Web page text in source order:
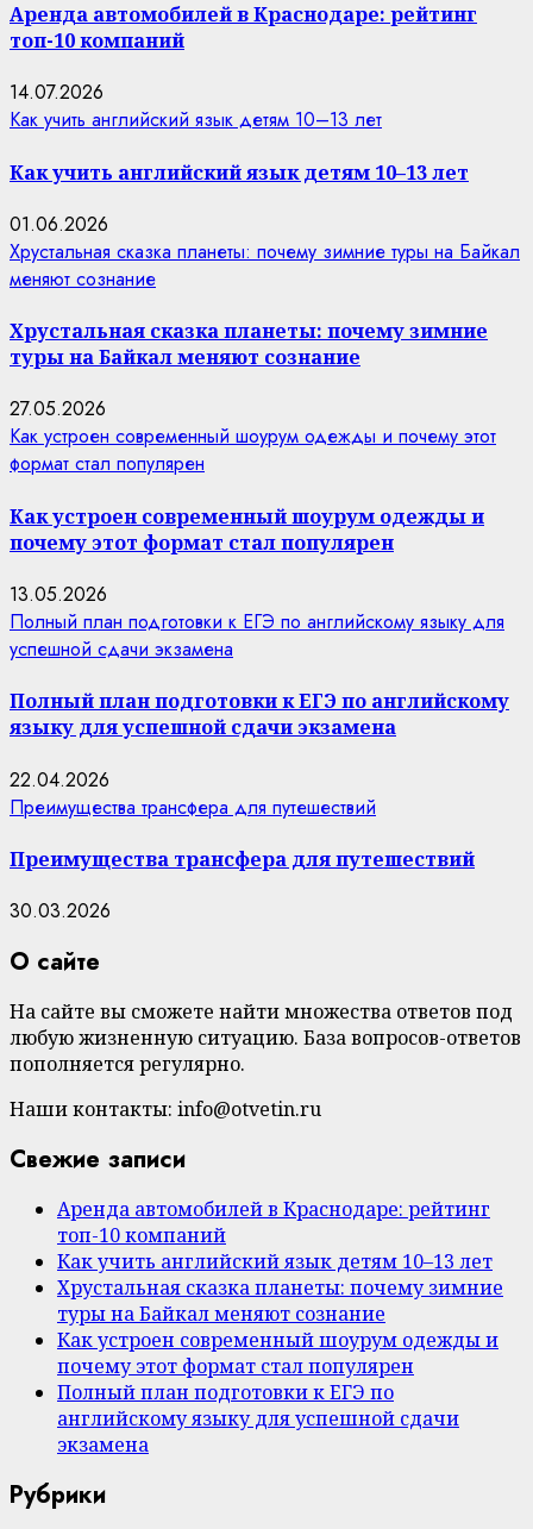
Аренда автомобилей в Краснодаре: рейтинг
топ-10 компаний
14.07.2026
Как учить английский язык детям 10–13 лет
Как учить английский язык детям 10–13 лет
01.06.2026
Хрустальная сказка планеты: почему зимние туры на Байкал
меняют сознание
Хрустальная сказка планеты: почему зимние
туры на Байкал меняют сознание
27.05.2026
Как устроен современный шоурум одежды и почему этот
формат стал популярен
Как устроен современный шоурум одежды и
почему этот формат стал популярен
13.05.2026
Полный план подготовки к ЕГЭ по английскому языку для
успешной сдачи экзамена
Полный план подготовки к ЕГЭ по английскому
языку для успешной сдачи экзамена
22.04.2026
Преимущества трансфера для путешествий
Преимущества трансфера для путешествий
30.03.2026
О сайте
На сайте вы сможете найти множества ответов под
любую жизненную ситуацию. База вопросов-ответов
пополняется регулярно.
Наши контакты: info@otvetin.ru
Свежие записи
Аренда автомобилей в Краснодаре: рейтинг
топ-10 компаний
Как учить английский язык детям 10–13 лет
Хрустальная сказка планеты: почему зимние
туры на Байкал меняют сознание
Как устроен современный шоурум одежды и
почему этот формат стал популярен
Полный план подготовки к ЕГЭ по
английскому языку для успешной сдачи
экзамена
Рубрики